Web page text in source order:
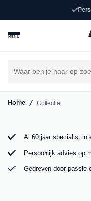
MENU
Home / Collectie
Jong gebruikt, grondig
nieuw avontuur.
Al 60 jaar specialist in
Persoonlijk advies op
Gedreven door passie